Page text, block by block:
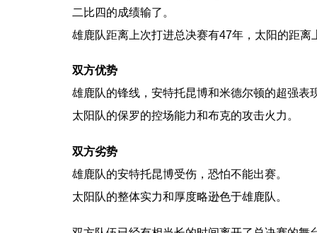
二比四的成绩输了。
雄鹿队距离上次打进总决赛有47年，太阳的距离
双方优势
雄鹿队的锋线，安特托昆博和米德尔顿的超强表
太阳队的保罗的控场能力和布克的攻击火力。
双方劣势
雄鹿队的安特托昆博受伤，恐怕不能出赛。
太阳队的整体实力和厚度略逊色于雄鹿队。